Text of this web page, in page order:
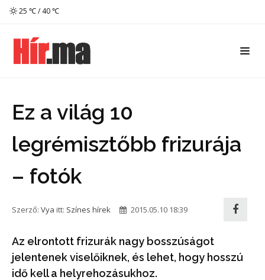
25 ℃ / 40 ℃
Ez a világ 10
legrémisztőbb frizurája
– fotók
Szerző: Vya itt: Színes hírek 2015.05.10 18:39
Az elrontott frizurák nagy bosszúságot
jelentenek viselőiknek, és lehet, hogy hosszú
idő kell a helyrehozásukhoz.